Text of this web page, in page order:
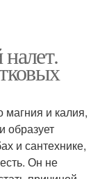
и калия,
образует
и сантехнике,
Он не